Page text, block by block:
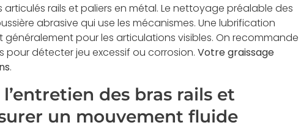
rails et paliers en métal. Le nettoyage préalable des
abrasive qui use les mécanismes. Une lubrification
pour les articulations visibles. On recommande
pour détecter jeu excessif ou corrosion. Votre graissage
.
des bras rails et
un mouvement fluide